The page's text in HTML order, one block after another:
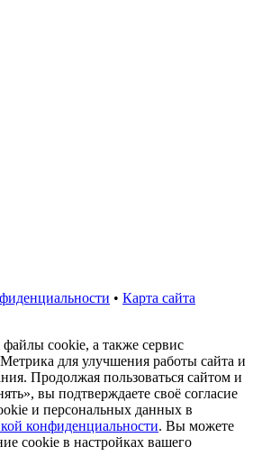
• Карта сайта
cookie, а также сервис
для улучшения работы сайта и
Продолжая пользоваться сайтом и
вы подтверждаете своё согласие
и персональных данных в
конфиденциальности. Вы можете
cookie в настройках вашего